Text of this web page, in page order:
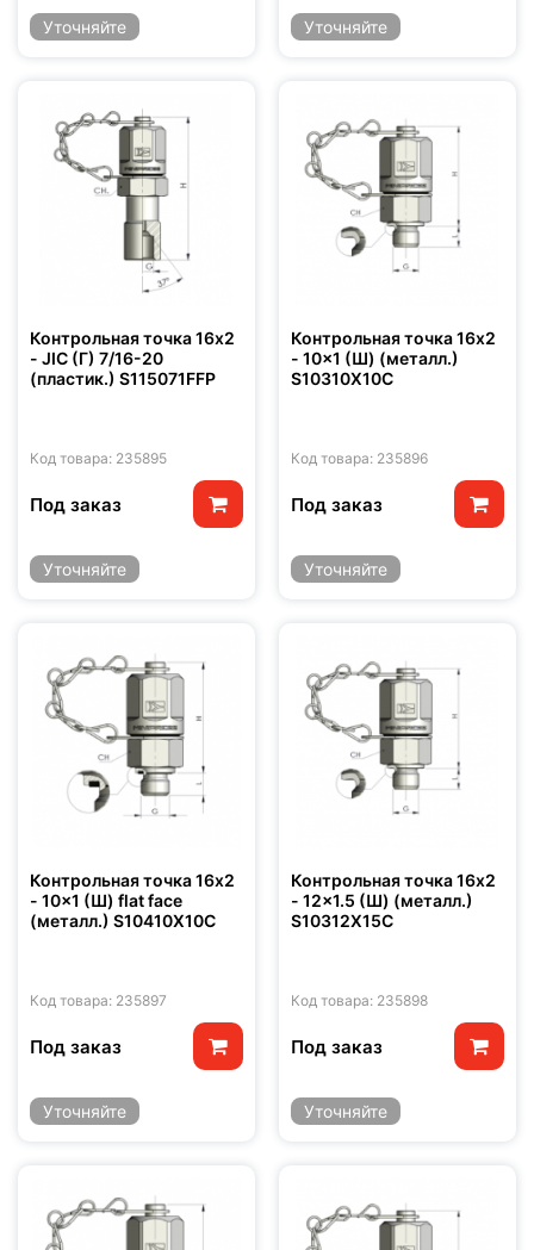
Уточняйте Уточняйте
Контрольная точка 16x2
- JIC (Г) 7/16-20
(пластик.) S115071FFP
Код товара: 235895
Под заказ
Уточняйте
Контрольная точка 16x2
- 10x1 (Ш) (металл.)
S10310X10C
Код товара: 235896
Под заказ
Уточняйте
Контрольная точка 16x2
- 10x1 (Ш) flat face
(металл.) S10410X10C
Код товара: 235897
Под заказ
Уточняйте
Контрольная точка 16x2
- 12x1.5 (Ш) (металл.)
S10312X15C
Код товара: 235898
Под заказ
Уточняйте